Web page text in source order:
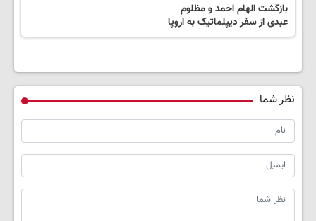
بازگشت الهام احمد و مظلوم
عبدی از سفر دیپلماتیک به اروپا
نظر شما